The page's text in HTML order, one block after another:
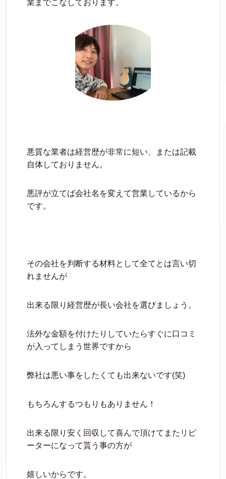
業までこなしております。
悪質な業者は経営歴が非常に短い、または記載
自体しておりません。
悪評が立てば会社名を変えて営業しているから
です。
その会社を判断する材料として全てとは言い切
れませんが
出来る限り経営歴が長い会社を選びましょう。
法外な金額を付けたりしていたらすぐに口コミ
が入ってしまう世界ですから
弊社は悪い事をしたくても出来ないです(笑)
もちろんするつもりもありません！
出来る限り安く回収して喜んで頂けてまたリピ
ーターになって貰う事の方が
嬉しいからです。